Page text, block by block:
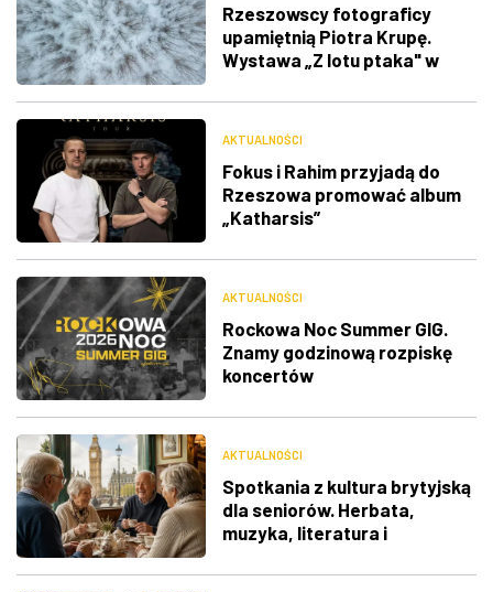
Rzeszowscy fotograficy
upamiętnią Piotra Krupę.
Wystawa „Z lotu ptaka" w
AKTUALNOŚCI
Fokus i Rahim przyjadą do
Rzeszowa promować album
„Katharsis”
AKTUALNOŚCI
Rockowa Noc Summer GIG.
Znamy godzinową rozpiskę
koncertów
AKTUALNOŚCI
Spotkania z kultura brytyjską
dla seniorów. Herbata,
muzyka, literatura i